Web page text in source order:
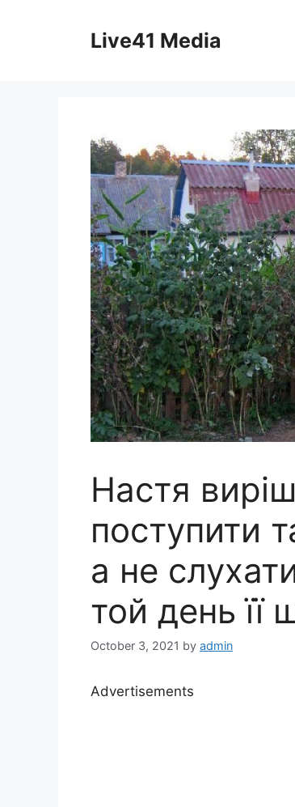
Live41 Media
Настя
поступити
а не
той день
October 3, 2021 by admin
Advertisements